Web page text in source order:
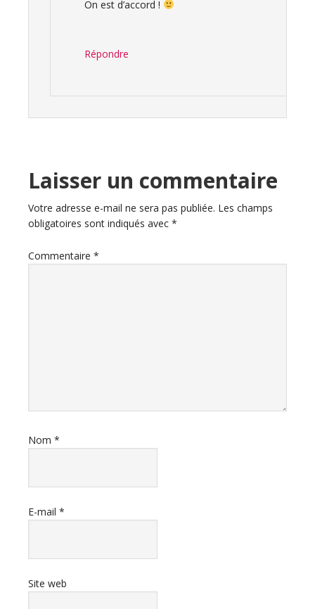
On est d’accord !
Répondre
Laisser un commentaire
Votre adresse e-mail ne sera pas publiée. Les champs
obligatoires sont indiqués avec *
Commentaire *
Nom *
E-mail *
Site web